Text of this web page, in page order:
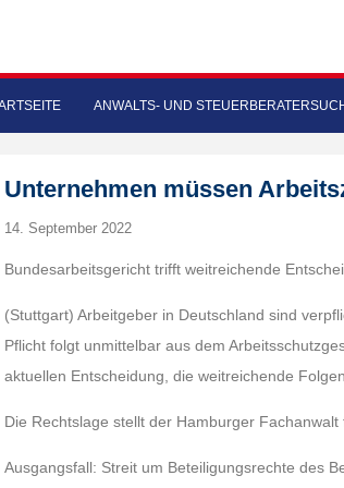
ANWALTS- UND
Unternehmen müssen
14. September 2022
Bundesarbeitsgericht trifft weitreichende
(Stuttgart) Arbeitgeber in Deutschland sind
Pflicht folgt unmittelbar aus dem
aktuellen Entscheidung, die weitreichende
Die Rechtslage stellt der Hamburger
Ausgangsfall: Streit um Beteiligungsrechte des